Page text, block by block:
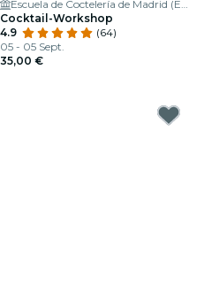
Escuela de Coctelería de Madrid (ESCOM)
Cocktail-Workshop
4.9
(64)
05 - 05 Sept.
35,00 €